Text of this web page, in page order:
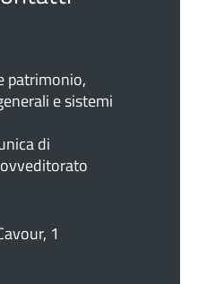
patrimonio,
e sistemi
di
1